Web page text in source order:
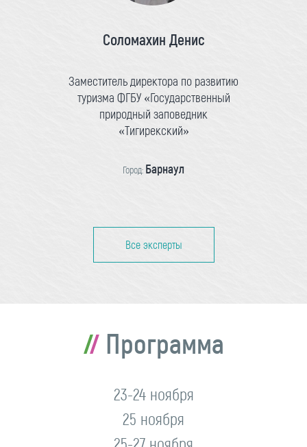
Соломахин Денис
Заместитель директора по развитию
туризма ФГБУ «Государственный
природный заповедник
«Тигирекский»
Город: Барнаул
Все эксперты
Программа
23-24 ноября
25 ноября